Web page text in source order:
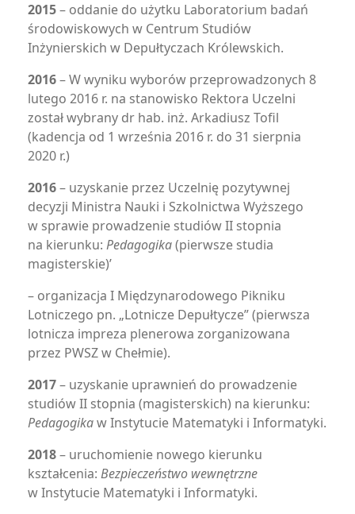
2015– oddanie do użytku Laboratorium badań
środowiskowych w Centrum Studiów
Inżynierskich w Depułtyczach Królewskich.
2016– W wyniku wyborów przeprowadzonych 8
lutego 2016 r. na stanowisko Rektora Uczelni
został wybrany dr hab. inż. Arkadiusz Tofil
(kadencja od 1 września 2016 r. do 31 sierpnia
2020 r.)
2016– uzyskanie przez Uczelnię pozytywnej
decyzji Ministra Nauki i Szkolnictwa Wyższego
w sprawie prowadzenie studiów II stopnia
na kierunku: Pedagogika(pierwsze studia
magisterskie)’
– organizacja I Międzynarodowego Pikniku
Lotniczego pn. „Lotnicze Depułtycze” (pierwsza
lotnicza impreza plenerowa zorganizowana
przez PWSZ w Chełmie).
2017– uzyskanie uprawnień do prowadzenie
studiów II stopnia (magisterskich) na kierunku:
Pedagogikaw Instytucie Matematyki i Informatyki.
2018– uruchomienie nowego kierunku
kształcenia: Bezpieczeństwo wewnętrzne
w Instytucie Matematyki i Informatyki.